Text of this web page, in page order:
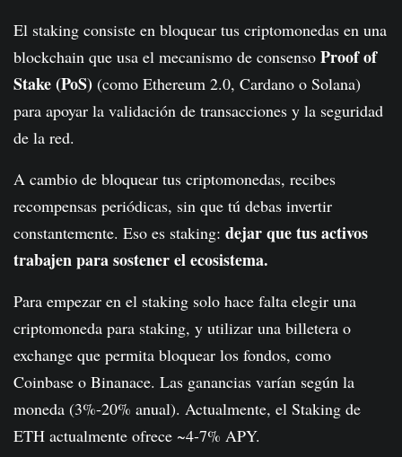
El staking consiste en bloquear tus criptomonedas en una
blockchain que usa el mecanismo de consenso Proof of
Stake (PoS) (como Ethereum 2.0, Cardano o Solana)
para apoyar la validación de transacciones y la seguridad
de la red.
A cambio de bloquear tus criptomonedas, recibes
recompensas periódicas, sin que tú debas invertir
constantemente. Eso es staking: dejar que tus activos
trabajen para sostener el ecosistema.
Para empezar en el staking solo hace falta elegir una
criptomoneda para staking, y utilizar una billetera o
exchange que permita bloquear los fondos, como
Coinbase o Binanace. Las ganancias varían según la
moneda (3%-20% anual). Actualmente, el Staking de
ETH actualmente ofrece ~4-7% APY.